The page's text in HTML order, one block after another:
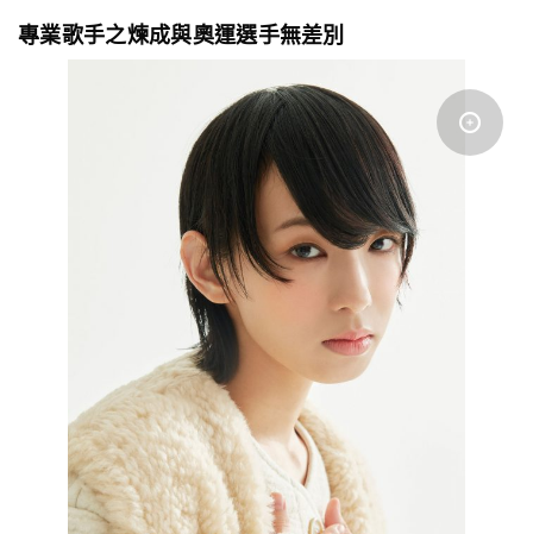
專業歌手之煉成與奧運選手無差別